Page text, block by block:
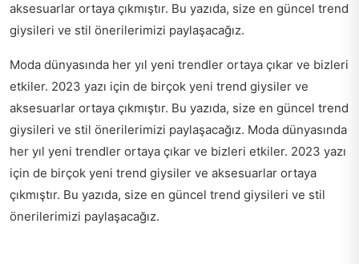
aksesuarlar ortaya çıkmıştır. Bu yazıda, size en güncel trend
giysileri ve stil önerilerimizi paylaşacağız.
Moda dünyasında her yıl yeni trendler ortaya çıkar ve bizleri
etkiler. 2023 yazı için de birçok yeni trend giysiler ve
aksesuarlar ortaya çıkmıştır. Bu yazıda, size en güncel trend
giysileri ve stil önerilerimizi paylaşacağız. Moda dünyasında
her yıl yeni trendler ortaya çıkar ve bizleri etkiler. 2023 yazı
için de birçok yeni trend giysiler ve aksesuarlar ortaya
çıkmıştır. Bu yazıda, size en güncel trend giysileri ve stil
önerilerimizi paylaşacağız.